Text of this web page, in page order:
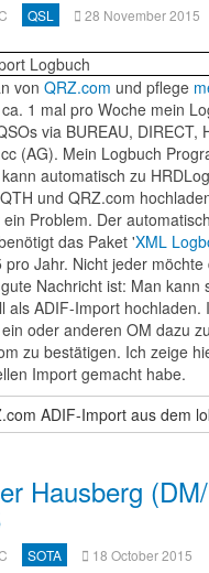
QSL 28 November 2015
von QRZ.com und pflege
1 mal pro Woche mein
via BUREAU, DIRECT,
(AG). Mein Logbuch
automatisch zu
und QRZ.com
Problem. Der
das Paket 'XML
Jahr. Nicht jeder möchte
Nachricht ist: Man kann
als ADIF-Import hochladen.
oder anderen OM dazu
zu bestätigen. Ich zeige
Import gemacht habe.
ADIF-Import aus dem
Hausberg
SOTA 18 October 2015